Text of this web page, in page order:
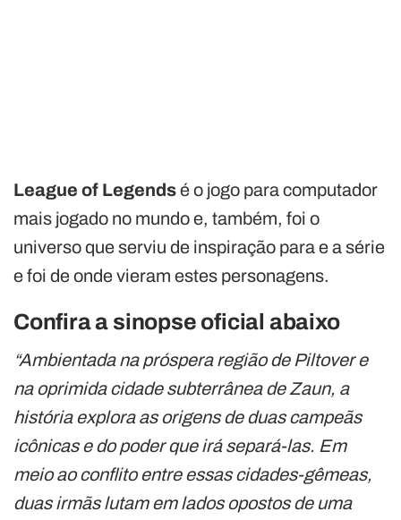
League of Legendsé o jogo para computador
mais jogado no mundo e, também, foi o
universo que serviu de inspiração para e a série
e foi de onde vieram estes personagens.
Confira a sinopse oficial abaixo
“Ambientada na próspera região de Piltover e
na oprimida cidade subterrânea de Zaun, a
história explora as origens de duas campeãs
icônicas e do poder que irá separá-las. Em
meio ao conflito entre essas cidades-gêmeas,
duas irmãs lutam em lados opostos de uma